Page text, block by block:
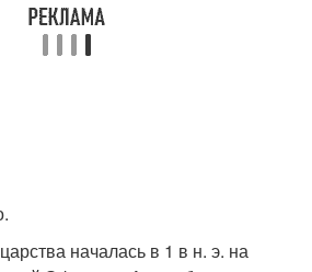
началась в 1 в н. э. на